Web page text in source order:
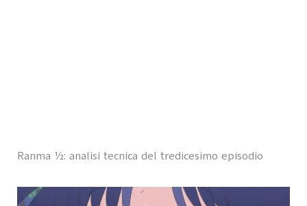
Ranma ½: analisi tecnica del tredicesimo episodio